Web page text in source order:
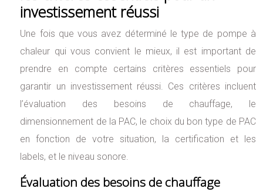
investissement réussi
Une fois que vous avez déterminé le type de pompe à
chaleur qui vous convient le mieux, il est important de
prendre en compte certains critères essentiels pour
garantir un investissement réussi. Ces critères incluent
l’évaluation des besoins de chauffage, le
dimensionnement de la PAC, le choix du bon type de PAC
en fonction de votre situation, la certification et les
labels, et le niveau sonore.
Évaluation des besoins de chauffage